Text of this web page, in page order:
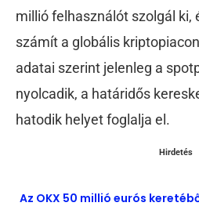
millió felhasználót szolgál ki,
számít a globális
adatai szerint jelenleg a
nyolcadik, a határidős
hatodik helyet foglalja el.
Hirdetés
Az OKX 50 millió eurós